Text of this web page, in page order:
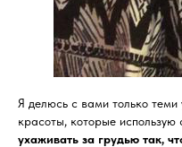
Я делюсь с вами только
красоты, которые использую
ухаживать за грудью так,